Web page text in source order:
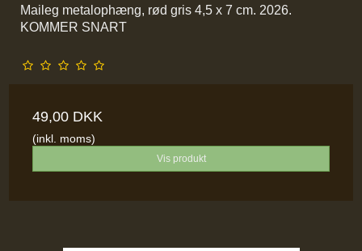
Maileg metalophæng, rød gris 4,5 x 7 cm. 2026.
KOMMER SNART
49,00 DKK
(inkl. moms)
Vis produkt